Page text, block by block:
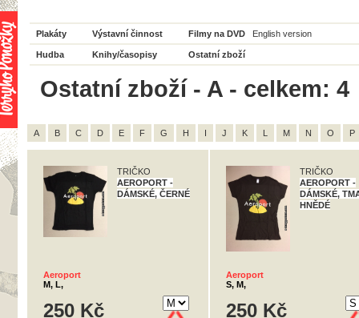
Plakáty Výstavní činnost Filmy na DVD English version
Hudba Knihy/časopisy Ostatní zboží
Ostatní zboží - A - celkem: 4
A B C D E F G H I J K L M N O P
TRIČKO
AEROPORT -
DÁMSKÉ, ČERNÉ
Aeroport
M, L,
250 Kč
TRIČKO
AEROPORT -
DÁMSKÉ,
HNĚDÉ
Aeroport
S, M,
250 Kč